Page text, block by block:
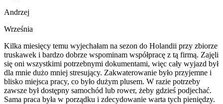
Andrzej
Września
Kilka miesięcy temu wyjechałam na sezon do Holandii przy zbiorze
truskawek i bardzo dobrze wspominam współpracę z tą firmą. Zajęli
się oni wszystkimi potrzebnymi dokumentami, więc cały wyjazd był
dla mnie dużo mniej stresujący. Zakwaterowanie było przyjemne i
blisko miejsca pracy, co było dużym plusem. W razie potrzeby
zawsze był dostępny samochód lub rower, żeby gdzieś podjechać.
Sama praca była w porządku i zdecydowanie warta tych pieniędzy.